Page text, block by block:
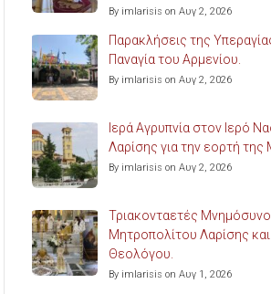
By imlarisis on Αυγ 2, 2026
Παρακλήσεις της
Παναγία του Αρμενίου.
By imlarisis on Αυγ 2, 2026
Ιερά Αγρυπνία στον Ιερό
Λαρίσης για την εορτή
By imlarisis on Αυγ 2, 2026
Τριακονταετές
Μητροπολίτου Λαρίσης
Θεολόγου.
By imlarisis on Αυγ 1, 2026